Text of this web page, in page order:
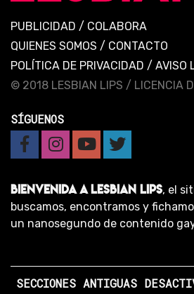
PUBLICIDAD / COLABORA
QUIENES SOMOS / CONTACTO
POLÍTICA DE PRIVACIDAD / AVISO
© 2018 LESBIAN LIPS / LICENCIA
SÍGUENOS
BIENVENIDA A LESBIAN LIPS, el
buscamos, encontramos y
un nanosegundo de contenido
SECCIONES ANTIGUAS